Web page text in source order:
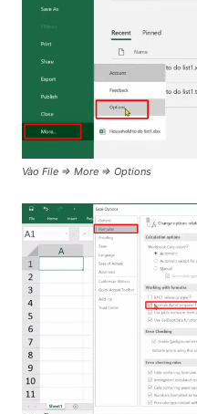
Vào File => More => Options